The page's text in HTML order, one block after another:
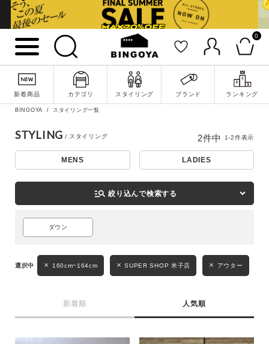
0
新着商品 カテゴリ スタイリング ブランド ランキング
詳細検索
キーワード
性別
BINGOYA スタイリング一覧
STYLING
MENS LADIES
manage_search 絞り込んで検索する
ダウン
160cm~164cm SUPER SHOP 米子店 アウター
新着順 人気順
2件中 1-2件表示